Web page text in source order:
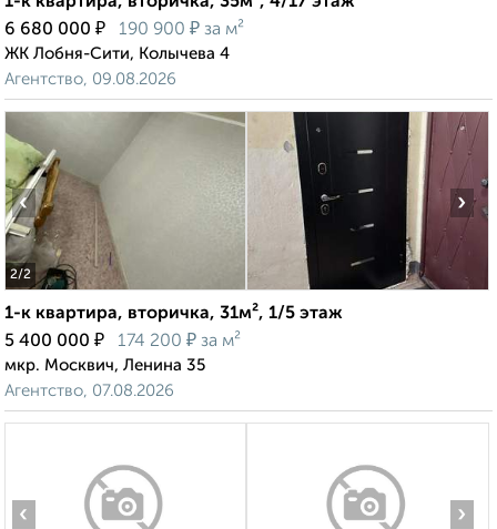
6 680 000 ₽ 190 900 ₽ за м²
ЖК Лобня-Сити, Колычева 4
Агентство, 09.08.2026
2/2
‹ ›
1-к квартира, вторичка, 31м², 1/5 этаж
5 400 000 ₽ 174 200 ₽ за м²
мкр. Москвич, Ленина 35
Агентство, 07.08.2026
‹ ›